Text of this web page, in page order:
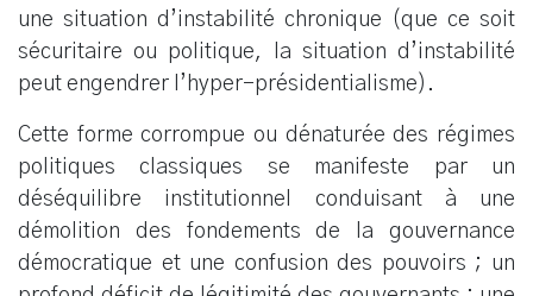
une situation d’instabilité chronique (que ce soit
sécuritaire ou politique, la situation d’instabilité
peut engendrer l’hyper-présidentialisme).
Cette forme corrompue ou dénaturée des régimes
politiques classiques se manifeste par un
déséquilibre institutionnel conduisant à une
démolition des fondements de la gouvernance
démocratique et une confusion des pouvoirs ; un